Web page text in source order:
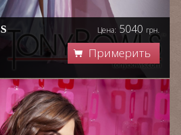
Цена: 5040 грн.
Примерить